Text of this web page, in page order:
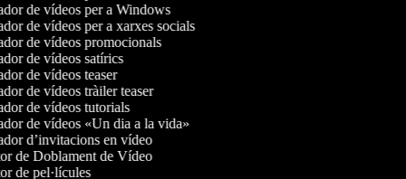
de vídeos per a Windows
de vídeos per a xarxes socials
de vídeos promocionals
de vídeos satírics
de vídeos teaser
de vídeos tràiler teaser
de vídeos tutorials
de vídeos «Un dia a la vida»
d’invitacions en vídeo
de Doblament de Vídeo
de pel·lícules